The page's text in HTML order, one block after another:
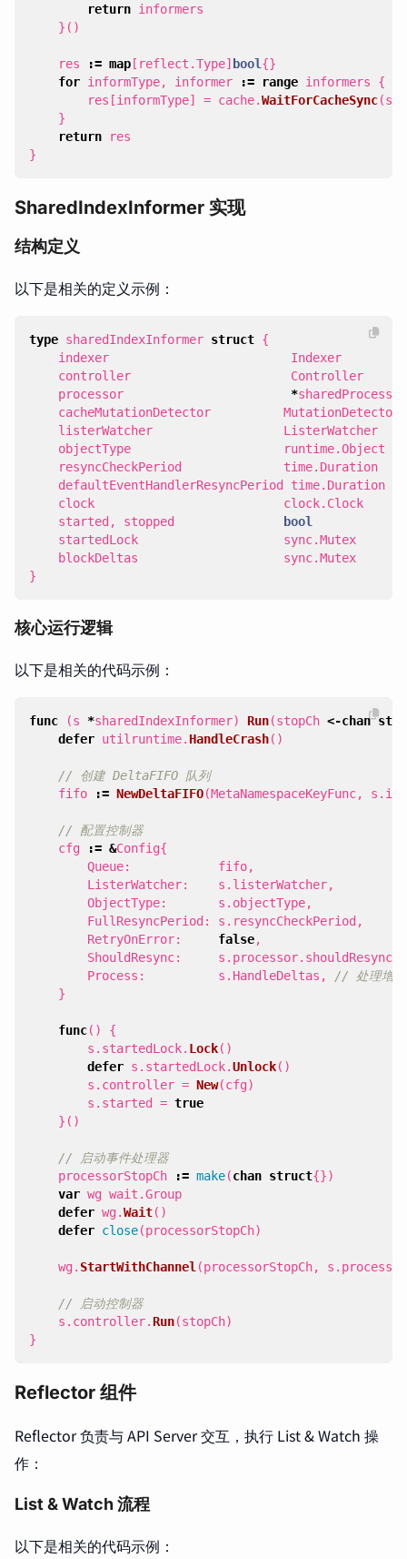
return informers
}()
res := map [ reflect .Type] bool {}
for informType, informer := range informers
{
res [informType] = cache.WaitForCacheSync(
}
return
res
}
SharedIndexInformer 实现
结构定义
以下是相关的定义示例：
type sharedIndexInformer struct {
indexer
Indexer
controller
Controller
processor
*sharedProcessor
cacheMutationDetector
MutationDetector
listerWatcher
ListerWatcher
objectType
runtime.Object
resyncCheckPeriod
time. Duration
defaultEventHandlerResyncPeriod
time. Duration
clock
clock. Clock
started , stopped
bool
startedLock
sync.Mutex
blockDeltas
sync.Mutex
}
核心运行逻辑
以下是相关的代码示例：
func (s *sharedIndexInformer) Run(stopCh <-chan
defer utilruntime. HandleCrash()
// 创建 DeltaFIFO 队列
fifo
:= NewDeltaFIFO(MetaNamespaceKeyFunc, s .
// 配置控制器
cfg
:= &Config{
Queue: fifo,
ListerWatcher: s . listerWatcher,
ObjectType: s . objectType,
FullResyncPeriod : s . resyncCheckPeriod ,
RetryOnError: false,
ShouldResync: s . processor. shouldResync
Process : s . HandleDeltas ,
// 处理增量
}
func()
{
s . startedLock. Lock()
defer s . startedLock.Unlock()
s . controller = New(cfg)
s . started = true
}()
// 启动事件处理器
processorStopCh
:= make(chan struct{})
var wg wait .Group
defer wg.Wait()
defer close(processorStopCh)
wg. StartWithChannel (processorStopCh, s . processor
// 启动控制器
s . controller. Run(stopCh)
}
Reflector 组件
Reflector 负责与 API Server 交互，执行 List & Watch 操
作：
List & Watch 流程
以下是相关的代码示例：